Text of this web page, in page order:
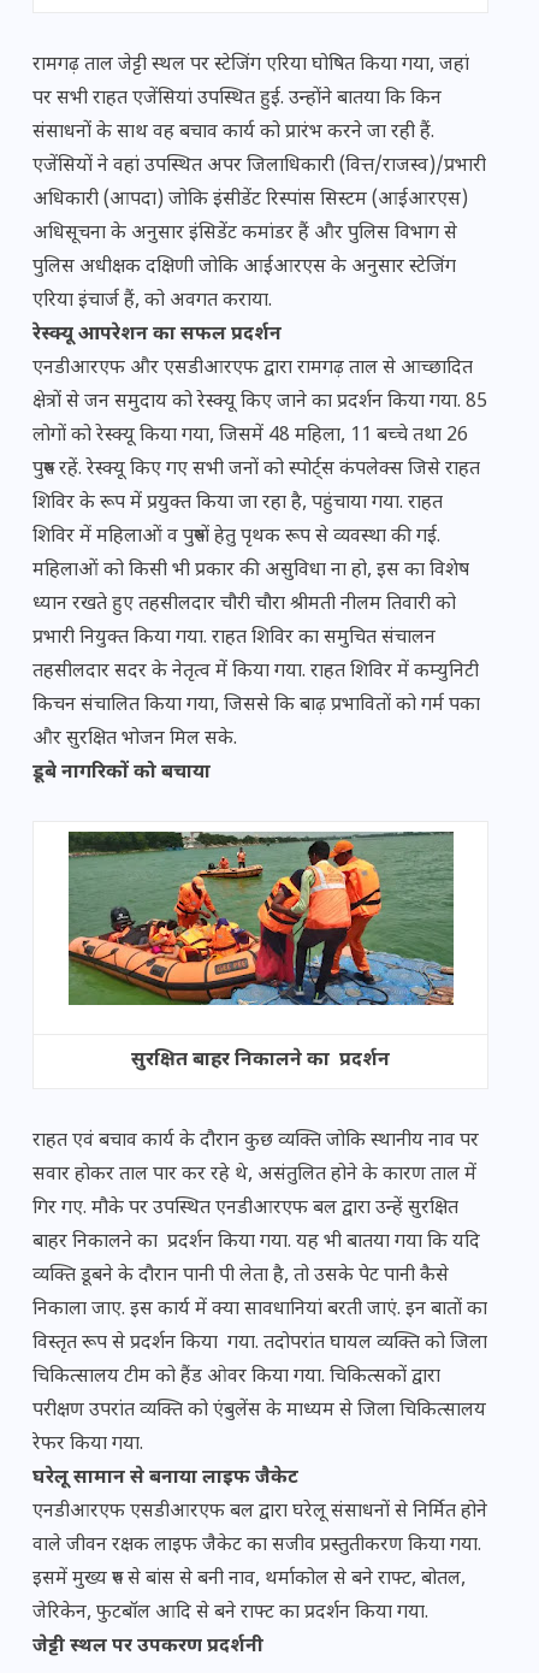
रामगढ़ ताल जेट्टी स्थल पर स्टेजिंग एरिया घोषित किया गया, जहां
पर सभी राहत एजेंसियां उपस्थित हुई. उन्होंने बातया कि किन
संसाधनों के साथ वह बचाव कार्य को प्रारंभ करने जा रही हैं.
एजेंसियों ने वहां उपस्थित अपर जिलाधिकारी (वित्त/राजस्व)/प्रभारी
अधिकारी (आपदा) जोकि इंसीडेंट रिस्पांस सिस्टम (आईआरएस)
अधिसूचना के अनुसार इंसिडेंट कमांडर हैं और पुलिस विभाग से
पुलिस अधीक्षक दक्षिणी जोकि आईआरएस के अनुसार स्टेजिंग
एरिया इंचार्ज हैं, को अवगत कराया.
रेस्क्यू आपरेशन का सफल प्रदर्शन
एनडीआरएफ और एसडीआरएफ द्वारा रामगढ़ ताल से आच्छादित
क्षेत्रों से जन समुदाय को रेस्क्यू किए जाने का प्रदर्शन किया गया. 85
लोगों को रेस्क्यू किया गया, जिसमें 48 महिला, 11 बच्चे तथा 26
पुरुष रहें. रेस्क्यू किए गए सभी जनों को स्पोर्ट्स कंपलेक्स जिसे राहत
शिविर के रूप में प्रयुक्त किया जा रहा है, पहुंचाया गया. राहत
शिविर में महिलाओं व पुरुषों हेतु पृथक रूप से व्यवस्था की गई.
महिलाओं को किसी भी प्रकार की असुविधा ना हो, इस का विशेष
ध्यान रखते हुए तहसीलदार चौरी चौरा श्रीमती नीलम तिवारी को
प्रभारी नियुक्त किया गया. राहत शिविर का समुचित संचालन
तहसीलदार सदर के नेतृत्व में किया गया. राहत शिविर में कम्युनिटी
किचन संचालित किया गया, जिससे कि बाढ़ प्रभावितों को गर्म पका
और सुरक्षित भोजन मिल सके.
डूबे नागरिकों को बचाया
सुरक्षित बाहर निकालने का प्रदर्शन
राहत एवं बचाव कार्य के दौरान कुछ व्यक्ति जोकि स्थानीय नाव पर
सवार होकर ताल पार कर रहे थे, असंतुलित होने के कारण ताल में
गिर गए. मौके पर उपस्थित एनडीआरएफ बल द्वारा उन्हें सुरक्षित
बाहर निकालने का प्रदर्शन किया गया. यह भी बातया गया कि यदि
व्यक्ति डूबने के दौरान पानी पी लेता है, तो उसके पेट पानी कैसे
निकाला जाए. इस कार्य में क्या सावधानियां बरती जाएं. इन बातों का
विस्तृत रूप से प्रदर्शन किया गया. तदोपरांत घायल व्यक्ति को जिला
चिकित्सालय टीम को हैंड ओवर किया गया. चिकित्सकों द्वारा
परीक्षण उपरांत व्यक्ति को एंबुलेंस के माध्यम से जिला चिकित्सालय
रेफर किया गया.
घरेलू सामान से बनाया लाइफ जैकेट
एनडीआरएफ एसडीआरएफ बल द्वारा घरेलू संसाधनों से निर्मित होने
वाले जीवन रक्षक लाइफ जैकेट का सजीव प्रस्तुतीकरण किया गया.
इसमें मुख्य रुप से बांस से बनी नाव, थर्माकोल से बने राफ्ट, बोतल,
जेरिकेन, फुटबॉल आदि से बने राफ्ट का प्रदर्शन किया गया.
जेट्टी स्थल पर उपकरण प्रदर्शनी